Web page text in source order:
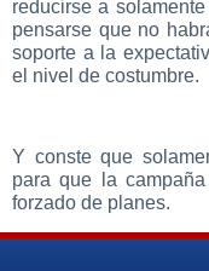
reducirse a
pensarse que no
soporte a la
el nivel de costumbre.
Y conste que
para que la
forzado de planes.